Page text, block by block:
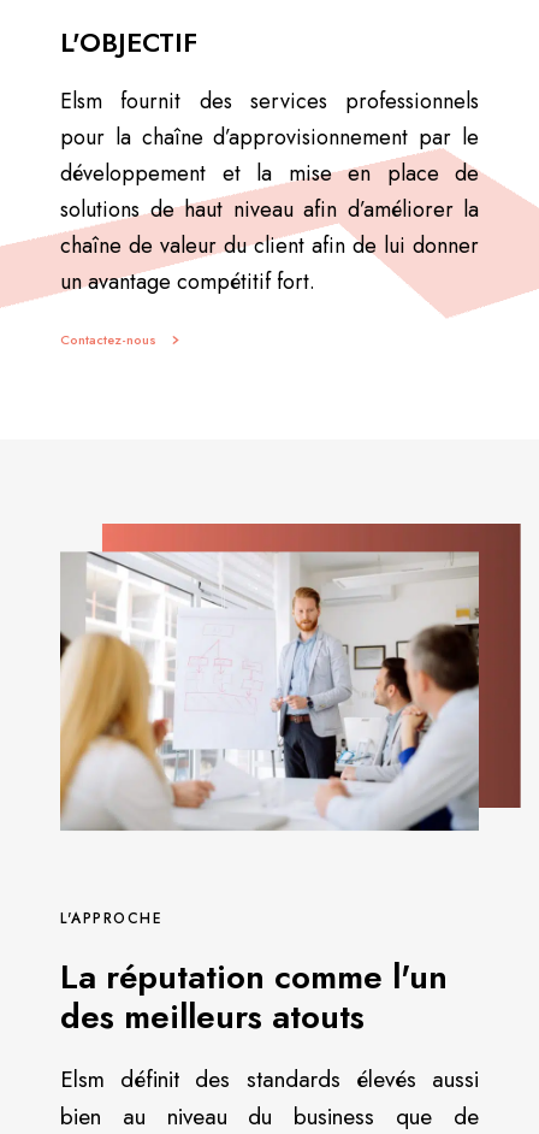
L'OBJECTIF
Elsm fournit des services professionnels
pour la chaîne d’approvisionnement par le
développement et la mise en place de
solutions de haut niveau afin d’améliorer la
chaîne de valeur du client afin de lui donner
un avantage compétitif fort.
Contactez-nous
L'APPROCHE
La réputation comme l'un
des meilleurs atouts
Elsm définit des standards élevés aussi
bien au niveau du business que de